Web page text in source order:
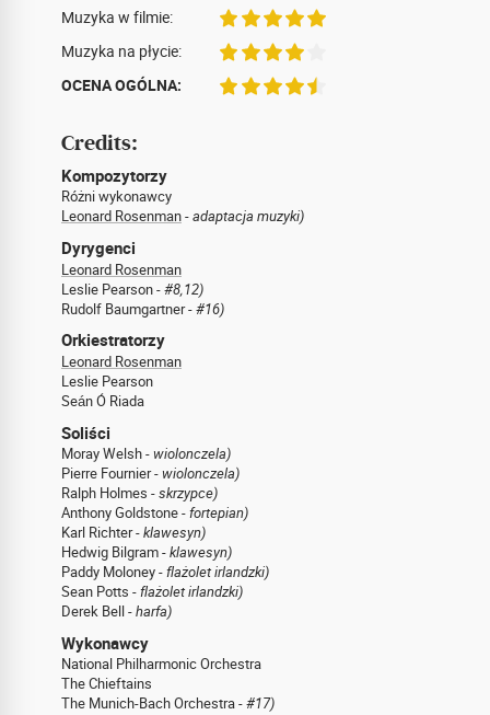
Muzyka w filmie:
Muzyka na płycie:
OCENA OGÓLNA:
Credits:
Kompozytorzy
Różni wykonawcy
Leonard Rosenman-adaptacja muzyki)
Dyrygenci
Leonard Rosenman
Leslie Pearson -#8,12)
Rudolf Baumgartner -#16)
Orkiestratorzy
Leonard Rosenman
Leslie Pearson
Seán Ó Riada
Soliści
Moray Welsh -wiolonczela)
Pierre Fournier -wiolonczela)
Ralph Holmes -skrzypce)
Anthony Goldstone -fortepian)
Karl Richter -klawesyn)
Hedwig Bilgram -klawesyn)
Paddy Moloney -flażolet irlandzki)
Sean Potts -flażolet irlandzki)
Derek Bell -harfa)
Wykonawcy
National Philharmonic Orchestra
The Chieftains
The Munich-Bach Orchestra -#17)